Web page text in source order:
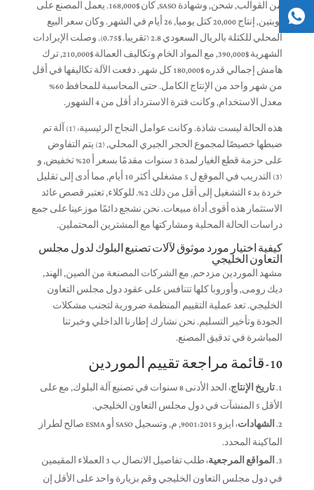
من القوالب, شحن, وشهادة SASO, كان $168,000. يعمل المصنع على
نوبتين, إنتاج 20,000 كتل يوميا, 26 أيام في الشهر. وكان سعر البيع
المحلي للكتلة بالريال السعودي 2.8 (تقريبا. $0.75). وصلت الإيرادات
الشهرية $390,000, مع المواد الخام وتكاليف العمالة $210,000, ترك
هامش إجمالي قدره $180,000 كل شهر. دفعت الآلة تكاليفها في أقل
من شهر واحد من الإنتاج الكامل. حتى المحاسبة للمحافظ 60%
معدل الاستخدام, وكانت فترة الاسترداد أقل من 4 الشهور.
هذه الحالة ليست شاذة. وكانت عوامل النجاح الرئيسية: (1) آلة تم
ضبطها خصيصًا لمجموع الحجر الجيري المحلي, (2) يتم التفاوض
على حزمة قطع الغيار لمدة 3 سنوات مقدمًا بسعر أ 20% تخفيض, و
(3) التدريب في الموقع ل 5 مشغلي أكثر 10 أيام, مما أدى إلى تقليل
خردة بدء التشغيل إلى أقل من ذلك 2%. للوكلاء, تعتبر قصص عائد
الاستثمار هذه أقوى أداة مبيعات. نحن نشجع دائمًا موزعينا على جمع
دراسات الحالة المحلية ومشاركتها مع المشترين المحتملين.
كيفية اختيار مورد موثوق لآلات تصنيع البلوك لدول مجلس
التعاون الخليجي
مشهد الموردين مزدحم, مع الشركات المصنعة من الصين, الهند,
ديك رومى, وأوروبا كلها تتنافس على عقود دول مجلس التعاون
الخليجي. تعد عملية التقييم المنظمة ضرورية لتجنب مشكلات
الجودة وتأخير التسليم. نحن نشارك إطارنا الداخلي وخبرتنا
المباشرة في تدقيق المصنع.
10-قائمة مراجعة تقييم الموردين
تاريخ الإنتاج:
الحد الأدنى 8 سنوات في تصنيع آلة البلوك, مع على
الأقل 5 المنشآت في دول مجلس التعاون الخليجي.
الشهادات:
ايزو 9001:2015, م, وتسجيل SASO أو ESMA صالح لطراز
الماكينة المحدد.
المواقع المرجعية:
طلب تفاصيل الاتصال ب 3 العملاء المقيمين
في دول مجلس التعاون الخليجي وقم بزيارة واحد على الأقل إن